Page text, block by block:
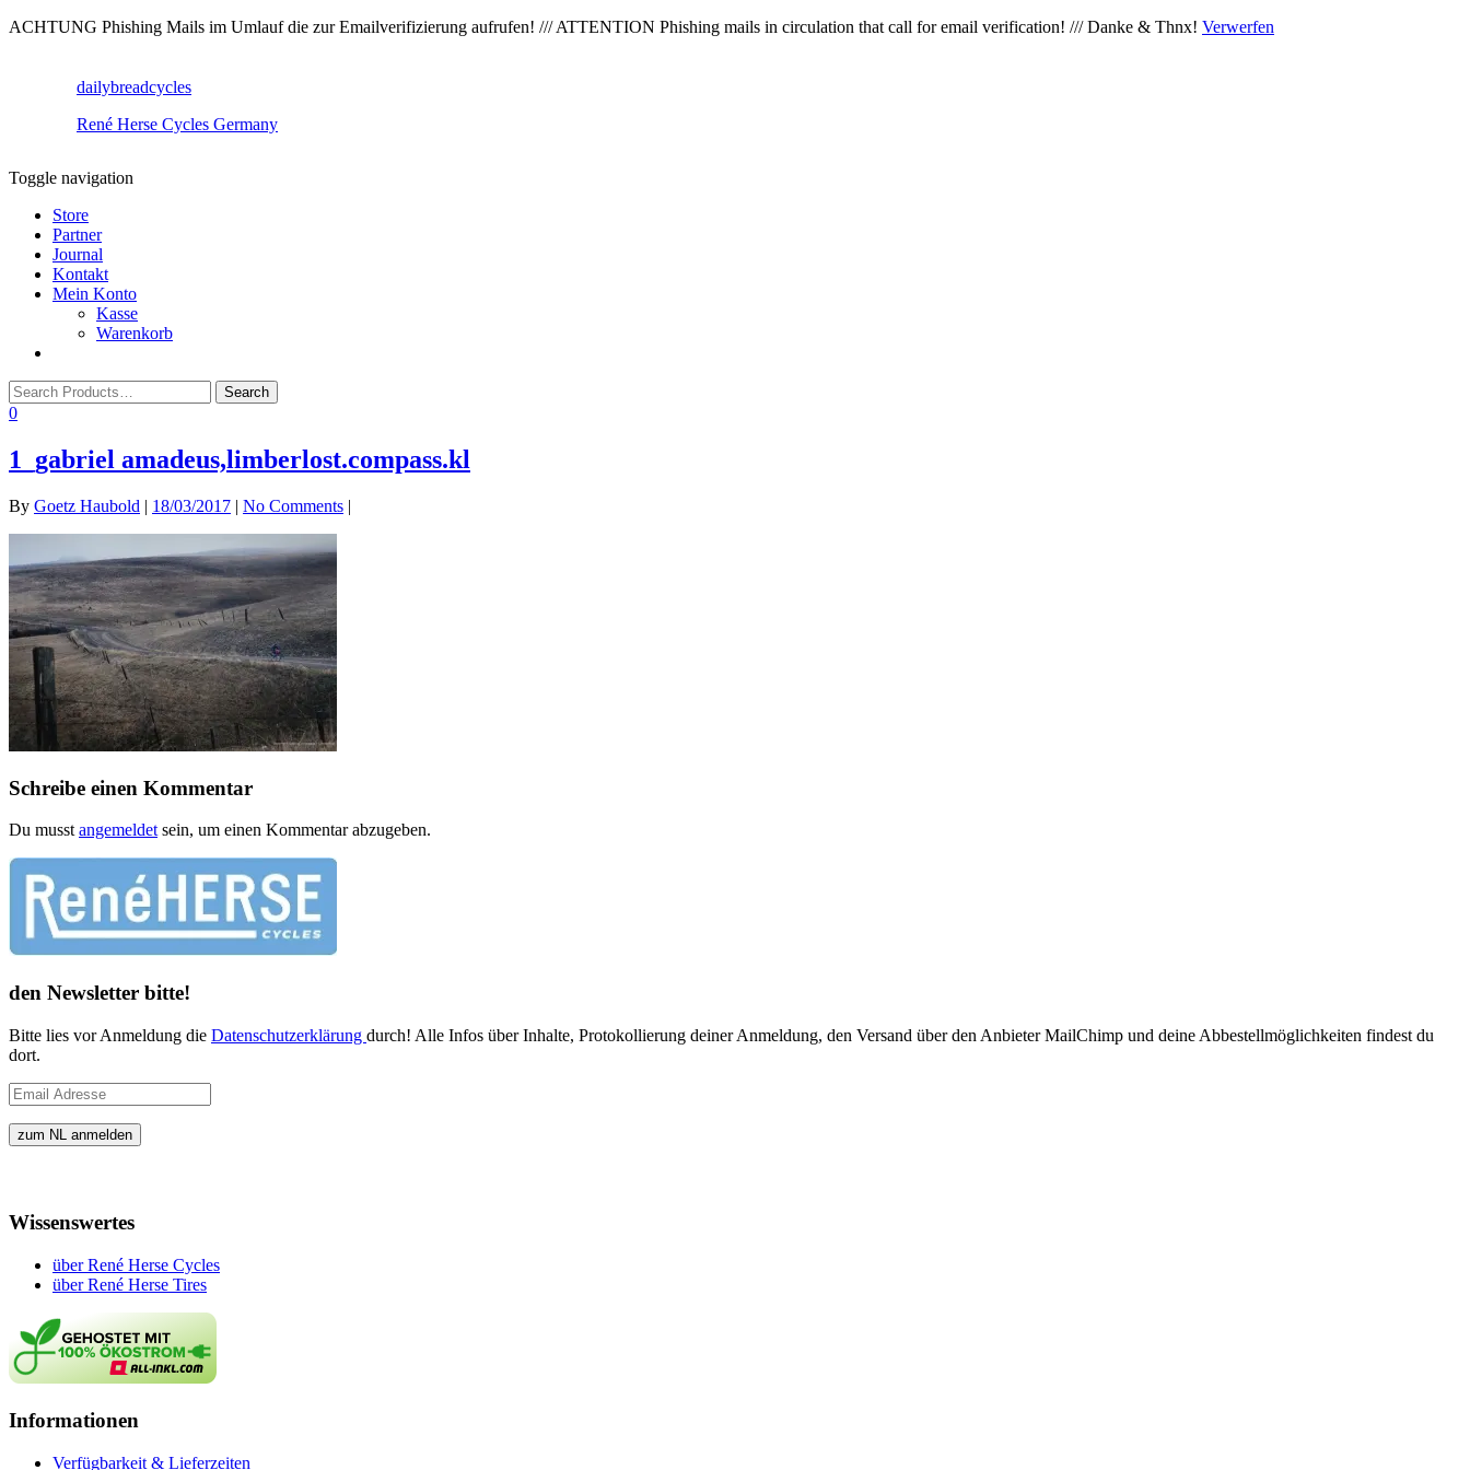
ACHTUNG Phishing Mails im Umlauf die zur Emailverifizierung aufrufen! /// ATTENTION Phishing mails in circulation that call for email verification! /// Danke & Thnx! Verwerfen
dailybreadcycles
René Herse Cycles Germany
Toggle navigation
Store
Partner
Journal
Kontakt
Mein Konto
Kasse
Warenkorb
0
1_gabriel amadeus,limberlost.compass.kl
By Goetz Haubold | 18/03/2017 | No Comments |
Schreibe einen Kommentar
Du musst angemeldet sein, um einen Kommentar abzugeben.
den Newsletter bitte!
Bitte lies vor Anmeldung die Datenschutzerklärung durch! Alle Infos über Inhalte, Protokollierung deiner Anmeldung, den Versand über den Anbieter MailChimp und deine Abbestellmöglichkeiten findest du
dort.
Wissenswertes
über René Herse Cycles
über René Herse Tires
Informationen
Verfügbarkeit & Lieferzeiten